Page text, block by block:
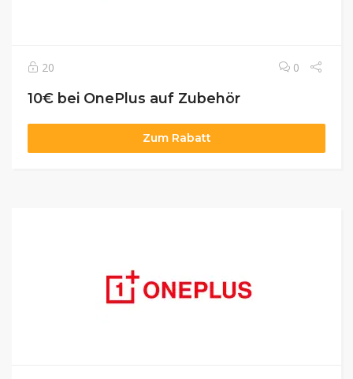
20 0
10€ bei OnePlus auf Zubehör
Zum Rabatt